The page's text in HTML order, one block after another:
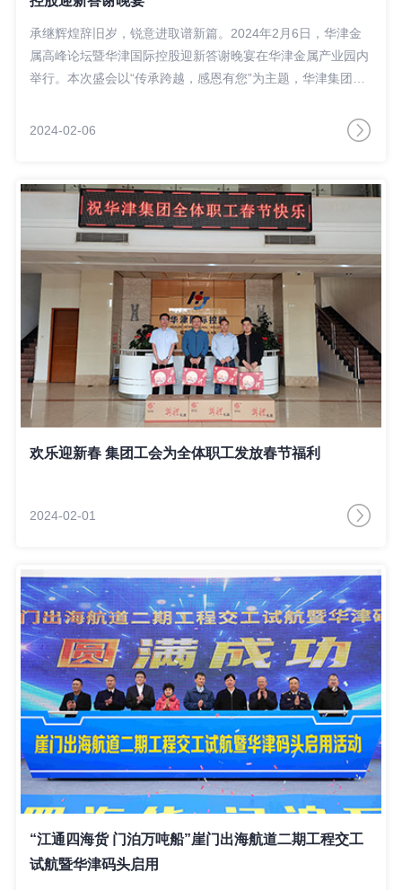
承继辉煌辞旧岁，锐意进取谱新篇。2024年2月6日，华津金
属高峰论坛暨华津国际控股迎新答谢晚宴在华津金属产业园内
举行。本次盛会以“传承跨越，感恩有您”为主题，华津集团供
光辉荣耀中铭记难忘的一年，在共聚共创中拉开未来合作发展
2024-02-06
欢乐迎新春 集团工会为全体职工发放春节福利
2024-02-01
“江通四海货 门泊万吨船”崖门出海航道二期工程交工
试航暨华津码头启用